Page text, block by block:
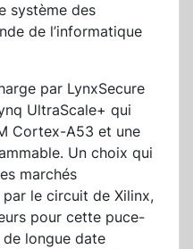
système des
de l’informatique
par LynxSecure
UltraScale+ qui
Cortex-A53 et une
Un choix qui
marchés
le circuit de Xilinx,
pour cette puce-
longue date